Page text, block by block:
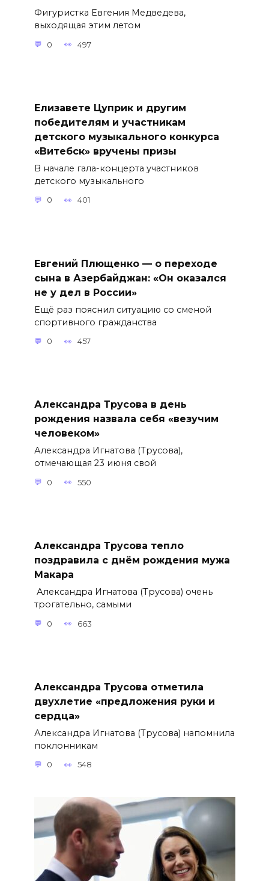
Фигуристка Евгения Медведева,
выходящая этим летом
0 497
Елизавете Цуприк и другим
победителям и участникам
детского музыкального конкурса
«Витебск» вручены призы
В начале гала-концерта участников
детского музыкального
0 401
Евгений Плющенко — о переходе
сына в Азербайджан: «Он оказался
не у дел в России»
Ещё раз пояснил ситуацию со сменой
спортивного гражданства
0 457
Александра Трусова в день
рождения назвала себя «везучим
человеком»
Александра Игнатова (Трусова),
отмечающая 23 июня свой
0 550
Александра Трусова тепло
поздравила с днём рождения мужа
Макара
Александра Игнатова (Трусова) очень
трогательно, самыми
0 663
Александра Трусова отметила
двухлетие «предложения руки и
сердца»
Александра Игнатова (Трусова) напомнила
поклонникам
0 548